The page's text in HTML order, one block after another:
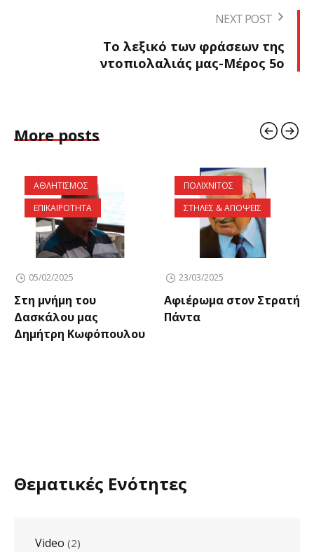
NEXT POST
Το λεξικό των φράσεων της
ντοπιολαλιάς μας-Μέρος 5ο
More posts
ΑΘΛΗΤΙΣΜΟΣ
ΕΠΙΚΑΙΡΟΤΗΤΑ
05/02/2025
Στη μνήμη του
Δασκάλου μας
Δημήτρη Κωφόπουλου
ΠΟΛΙΧΝΙΤΟΣ
ΣΤΗΛΕΣ & ΑΠΟΨΕΙΣ
23/03/2025
Αφιέρωμα στον Στρατή
Πάντα
Θεματικές Ενότητες
Video (2)